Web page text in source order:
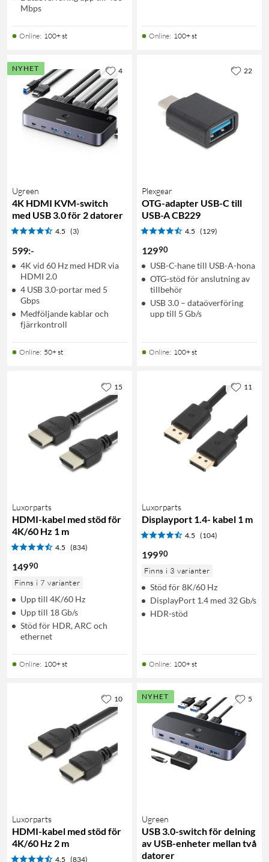
Mbps
Online: 100+ st Online: 100+ st
NYHET
Ugreen
4K HDMI KVM-switch
med USB 3.0 för 2 datorer
4.5 (3)
599:-
4K vid 60 Hz med HDR via
HDMI 2.0
4 USB 3.0-portar med 5
Gbps
Medföljande kablar och
fjärrkontroll
Online: 50+ st
4
Plexgear
OTG-adapter USB-C till
USB-A CB229
4.5 (129)
12990
USB-C-hane till USB-A-hona
OTG-stöd för anslutning av
tillbehör
USB 3.0 – dataöverföring
upp till 5 Gb/s
Online: 100+ st
22
Luxorparts
HDMI-kabel med stöd för
4K/60 Hz 1 m
4.5 (834)
14990
Finns i 7 varianter
Upp till 4K/60 Hz
Upp till 18 Gb/s
Stöd för HDR, ARC och
ethernet
Online: 100+ st
15
Luxorparts
Displayport 1.4- kabel 1 m
4.5 (104)
19990
Finns i 3 varianter
Stöd för 8K/60 Hz
DisplayPort 1.4 med 32 Gb/s
HDR-stöd
Online: 100+ st
11
Luxorparts
HDMI-kabel med stöd för
4K/60 Hz 2 m
4.5 (834)
10 NYHET
Ugreen
USB 3.0-switch för delning
av USB-enheter mellan två
datorer
5